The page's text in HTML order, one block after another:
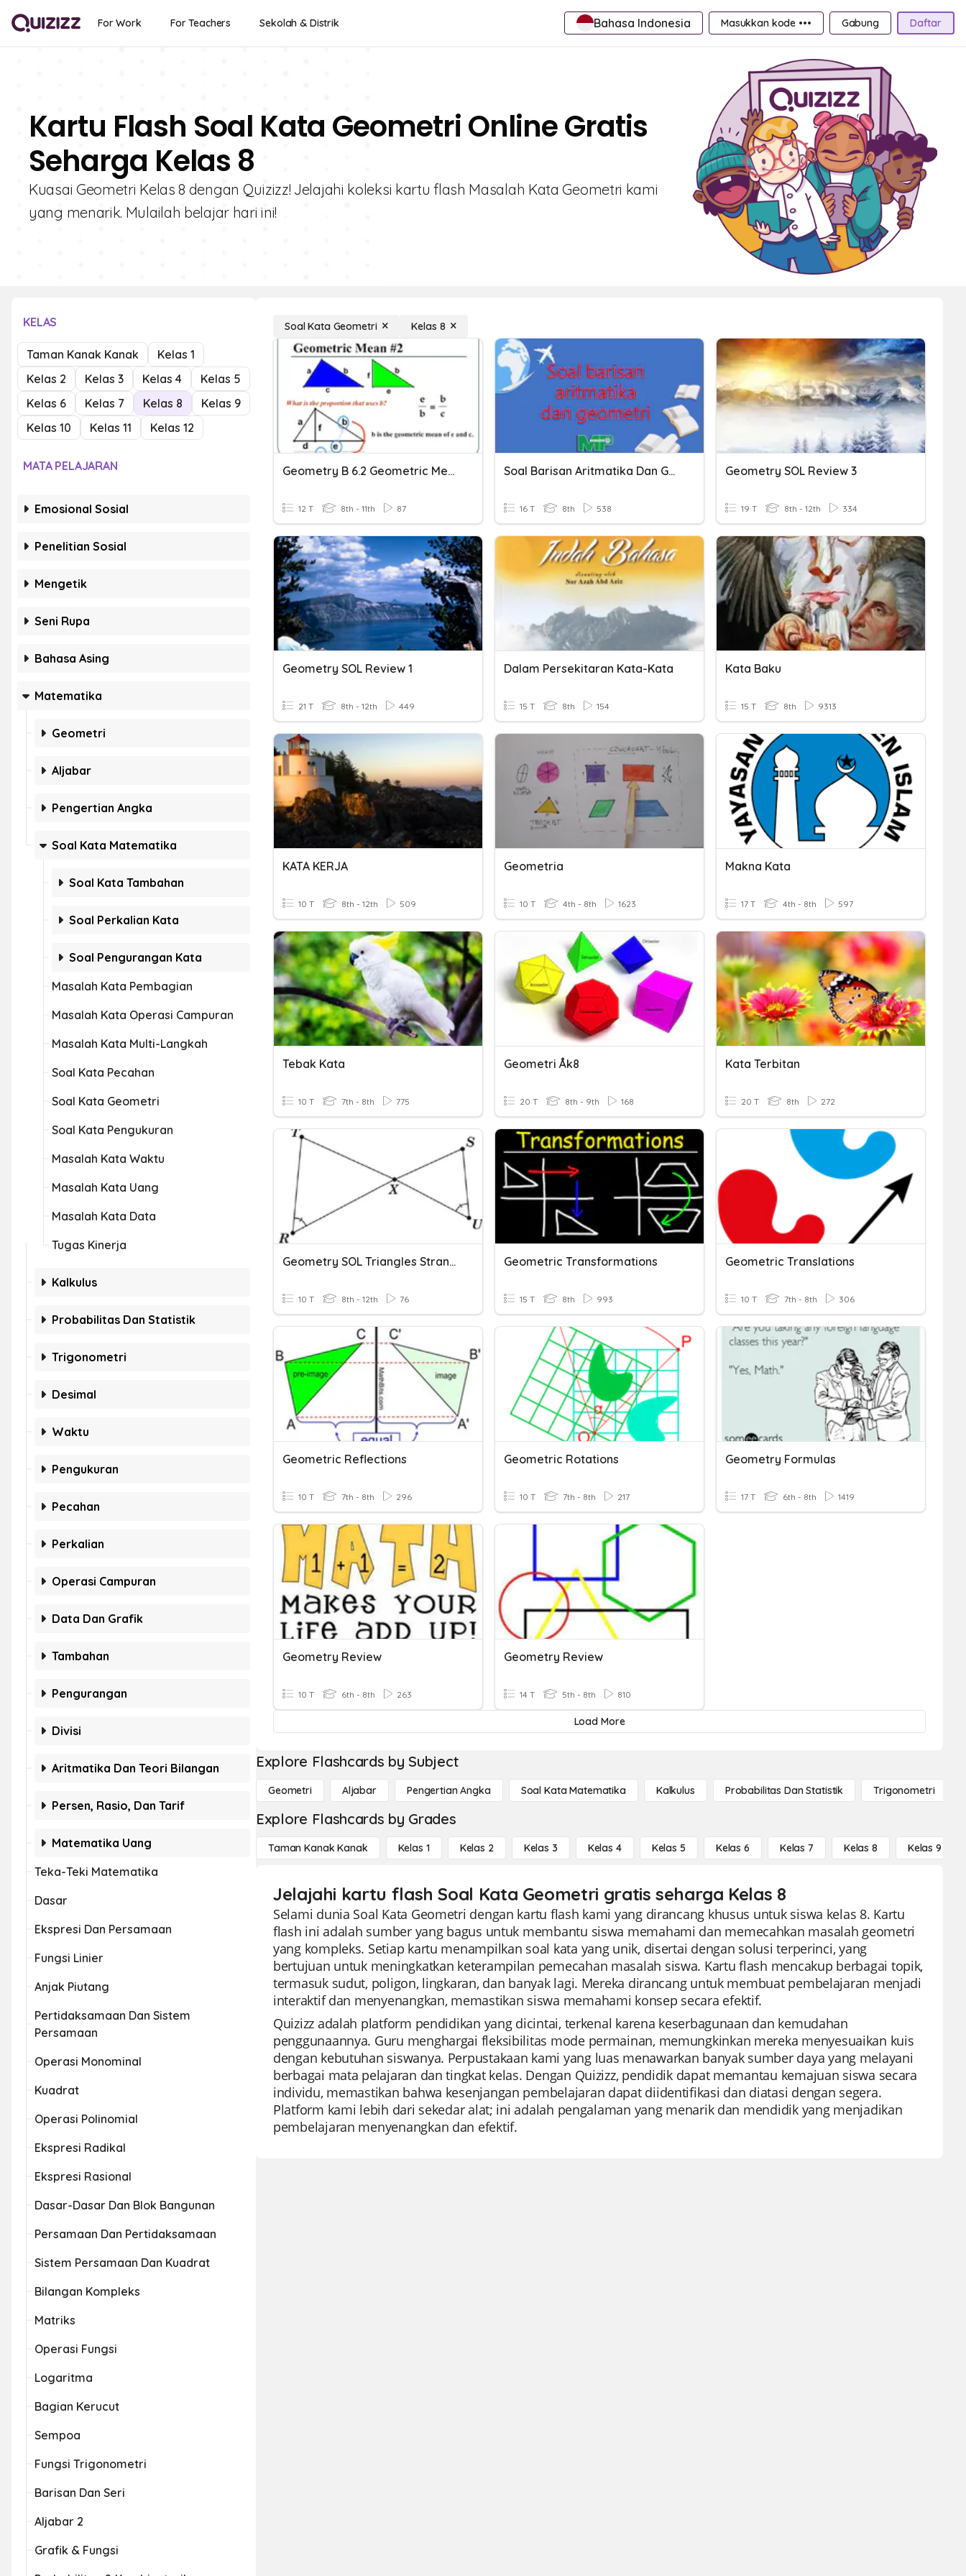
For Work For Teachers Sekolah & Distrik Bahasa Indonesia Masukkan kode ••• Gabung Daftar
Kartu Flash Soal Kata Geometri Online Gratis
Seharga Kelas 8
Kuasai Geometri Kelas 8 dengan Quizizz! Jelajahi koleksi kartu flash Masalah Kata Geometri kami
yang menarik. Mulailah belajar hari ini!
KELAS
Taman Kanak Kanak
Kelas 1
Kelas 2
Kelas 3 Kelas 4
Kelas 5
Kelas 6
Kelas 7 Kelas 8
Kelas 9
Kelas 10
Kelas 11 Kelas 12
MATA PELAJARAN
Emosional Sosial
Penelitian Sosial
Mengetik
Seni Rupa
Bahasa Asing
Matematika
Geometri
Aljabar
Pengertian Angka
Soal Kata Matematika
Soal Kata Tambahan
Soal Perkalian Kata
Soal Pengurangan Kata
Masalah Kata Pembagian
Masalah Kata Operasi Campuran
Masalah Kata Multi-Langkah
Soal Kata Pecahan
Soal Kata Geometri
Soal Kata Pengukuran
Masalah Kata Waktu
Masalah Kata Uang
Masalah Kata Data
Tugas Kinerja
Kalkulus
Probabilitas Dan Statistik
Trigonometri
Desimal
Waktu
Pengukuran
Pecahan
Perkalian
Operasi Campuran
Data Dan Grafik
Tambahan
Pengurangan
Divisi
Aritmatika Dan Teori Bilangan
Persen, Rasio, Dan Tarif
Matematika Uang
Teka-Teki Matematika
Dasar
Ekspresi Dan Persamaan
Fungsi Linier
Anjak Piutang
Pertidaksamaan Dan Sistem
Persamaan
Operasi Monominal
Kuadrat
Operasi Polinomial
Ekspresi Radikal
Ekspresi Rasional
Dasar-Dasar Dan Blok Bangunan
Persamaan Dan Pertidaksamaan
Sistem Persamaan Dan Kuadrat
Bilangan Kompleks
Matriks
Operasi Fungsi
Logaritma
Bagian Kerucut
Sempoa
Fungsi Trigonometri
Barisan Dan Seri
Aljabar 2
Grafik & Fungsi
Soal Kata Geometri Kelas 8
Geometry B 6.2 Geometric Mean
12 T 8th - 11th 87
Soal Barisan Aritmatika Dan Geometri
16 T 8th 538
Geometry SOL Review 3
19 T 8th - 12th 334
Geometry SOL Review 1
21 T 8th - 12th 449
Dalam Persekitaran Kata-Kata
15 T 8th 154
Kata Baku
15 T 8th 9313
KATA KERJA
10 T 8th - 12th 509
Geometria
10 T 4th - 8th 1623
Makna Kata
17 T 4th - 8th 597
Tebak Kata
10 T 7th - 8th 775
Geometri Åk8
20 T 8th - 9th 168
Kata Terbitan
20 T 8th 272
Geometry SOL Triangles Strand Quiz
10 T 8th - 12th 76
Geometric Transformations
15 T 8th 993
Geometric Translations
10 T 7th - 8th 306
Geometric Reflections
10 T 7th - 8th 296
Geometric Rotations
10 T 7th - 8th 217
Geometry Formulas
17 T 6th - 8th 1419
Geometry Review
10 T 6th - 8th 263
Geometry Review
14 T 5th - 8th 810
Load More
Explore Flashcards by Subject
Geometri Aljabar Pengertian Angka Soal Kata Matematika Kalkulus Probabilitas Dan Statistik Trigonometri
Explore Flashcards by Grades
Taman Kanak Kanak Kelas 1 Kelas 2 Kelas 3 Kelas 4 Kelas 5 Kelas 6 Kelas 7 Kelas 8 Kelas 9
Jelajahi kartu flash Soal Kata Geometri gratis seharga Kelas 8
Selami dunia Soal Kata Geometri dengan kartu flash kami yang dirancang khusus untuk siswa kelas 8. Kartu
flash ini adalah sumber yang bagus untuk membantu siswa memahami dan memecahkan masalah geometri
yang kompleks. Setiap kartu menampilkan soal kata yang unik, disertai dengan solusi terperinci, yang
bertujuan untuk meningkatkan keterampilan pemecahan masalah siswa. Kartu flash mencakup berbagai topik,
termasuk sudut, poligon, lingkaran, dan banyak lagi. Mereka dirancang untuk membuat pembelajaran menjadi
interaktif dan menyenangkan, memastikan siswa memahami konsep secara efektif.
Quizizz adalah platform pendidikan yang dicintai, terkenal karena keserbagunaan dan kemudahan
penggunaannya. Guru menghargai fleksibilitas mode permainan, memungkinkan mereka menyesuaikan kuis
dengan kebutuhan siswanya. Perpustakaan kami yang luas menawarkan banyak sumber daya yang melayani
berbagai mata pelajaran dan tingkat kelas. Dengan Quizizz, pendidik dapat memantau kemajuan siswa secara
individu, memastikan bahwa kesenjangan pembelajaran dapat diidentifikasi dan diatasi dengan segera.
Platform kami lebih dari sekedar alat; ini adalah pengalaman yang menarik dan mendidik yang menjadikan
pembelajaran menyenangkan dan efektif.